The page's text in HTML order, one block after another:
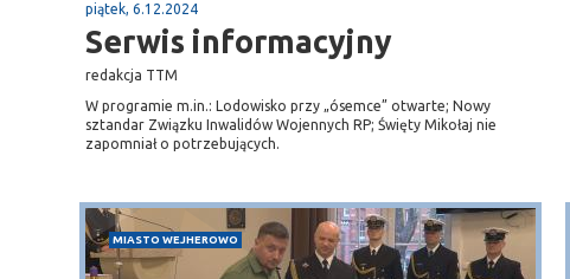
piątek, 6.12.2024
Serwis informacyjny
redakcja TTM
W programie m.in.: Lodowisko przy „ósemce” otwarte; Nowy
sztandar Związku Inwalidów Wojennych RP; Święty Mikołaj nie
zapomniał o potrzebujących.
MIASTO WEJHEROWO
Puck